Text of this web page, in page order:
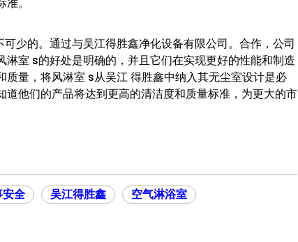
少的。通过与吴江得胜鑫净化设备有限公司。合作，公司
室 s的好处是明确的，并且它们在实现更好的性能和制造
量，将风淋室 s从吴江 得胜鑫中纳入其无尘室设计是必
他们的产品将达到更高的清洁度和质量标准，为更大的市
全 吴江得胜鑫
空气淋浴室